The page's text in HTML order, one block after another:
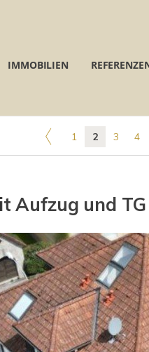
IMMOBILIEN
1 2 3 4
Aufzug und